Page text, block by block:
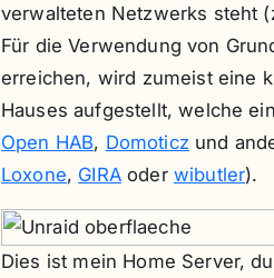
verwalteten Netzwerks steht
Für die Verwendung von
erreichen, wird zumeist eine
Hauses aufgestellt, welche
Open HAB, Domoticz und
Loxone, GIRAoder wibutler).
Dies ist mein Home Server,